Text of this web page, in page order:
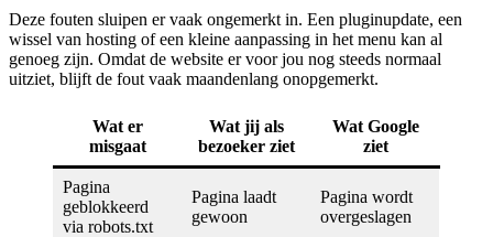
Deze fouten sluipen er vaak ongemerkt in. Een pluginupdate, een
wissel van hosting of een kleine aanpassing in het menu kan al
genoeg zijn. Omdat de website er voor jou nog steeds normaal
uitziet, blijft de fout vaak maandenlang onopgemerkt.
Wat er
misgaat
Wat jij als
bezoeker ziet
Wat Google
ziet
Pagina
geblokkeerd
via robots.txt
Pagina laadt
gewoon
Pagina wordt
overgeslagen